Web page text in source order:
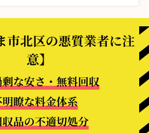
市北区の悪質業者に注
意】
な安さ・無料回収
瞭な料金体系
収品の不適切処分